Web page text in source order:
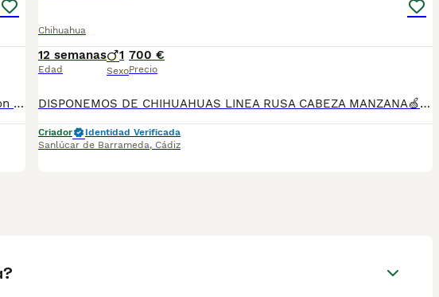
Camada Chihuahua de cría familiar y hecha por profesionales con vocación, y con años de experiencia y buenas prácticas. Disponibles tanto machos como hembras, en varios colores (negro, azul o gris, chocolate, rojo, crema, blanco, sable,..etc). Criadores con más trayectoria y buenas opiniones amasadas al largo de muchos años en la cría experta y profesional del perro Chiguagua (cría ética, controlada y nacional). Todas las camadas están supervisadas desde su nacimiento hasta tu entrega, por veterinarios y por un equipo técnico y humano que vela por su cuidado y bienestar. Llámanos o háblanos por whats app, y estaremos encantados de atenderte y de charlar contigo para solventar y responder a todas tus dudas y consultas. Teléfono / Whats app: 641 92 23 90 Precio a partir de 800€
Chihuahua
12 semanas
Edad
1
Sexo
700 €
Precio
DISPONEMOS DE CHIHUAHUAS LINEA RUSA CABEZA MANZANA🍏PREGUNTAR DISPONIBILIDAD SE ENTREGAN CON PRIMERA VACUNA DESPARACITADO Y GARANTIA TENEMOS MUCHA VARIEDAD DE COLORES , BLUE, BLUE MERLE, ARLEQUIN MERLE CHOCOLATE, CHOCOLATE , NEGRO FUEGO, SABLE, BLANCO Y MERLE,LILAC PRECIOS DESDE 550€ ASTA 900€ QUIERES UN AMIGO FIEL? A QUE ESPERAS PA LLAMARNOS 624 08 20 74 ATIENDO MENSAJES, ENVIAMOS A TODA 🇪🇦 CRIADERO LOS PEQUES🇪🇦
Criador
Identidad Verificada
Sanlúcar de Barrameda, Cádiz